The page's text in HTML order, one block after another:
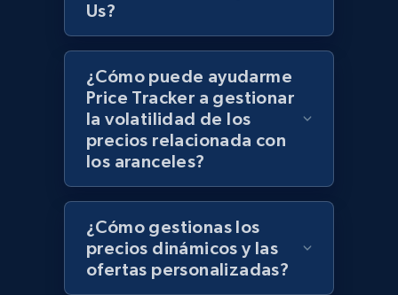
1.2K+ 208+ Comenzar ahora
Zara - Products - discovery by category url
Category id, Product id, Product name, Price,
Currency, Colour code, Colour, Description, and
more.
1.2K+ 208+ Comenzar ahora
Us?
¿Cómo puede ayudarme
Price Tracker a gestionar
la volatilidad de los
precios relacionada con
los aranceles?
¿Cómo gestionas los
precios dinámicos y las
ofertas personalizadas?